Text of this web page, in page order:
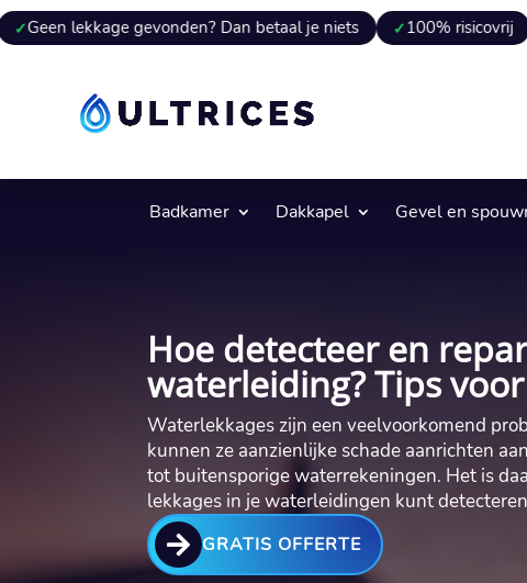
gevonden? Dan betaal je niets 100% risicovrij 9 van
Badkamer Dakkapel Gevel en
Hoe detecteer en
waterleiding? Tips
Waterlekkages zijn een veelvoorkomend
kunnen ze aanzienlijke schade aanrichten
tot buitensporige waterrekeningen. Het is
lekkages in je waterleidingen kunt
 GRATIS OFFERTE